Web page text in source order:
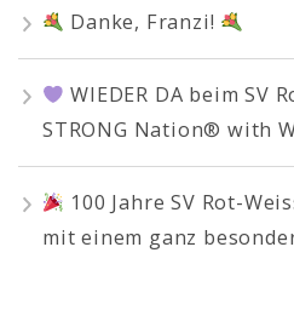
Danke, Franzi!
WIEDER DA beim SV
STRONG Nation® with
100 Jahre SV Rot-
mit einem ganz